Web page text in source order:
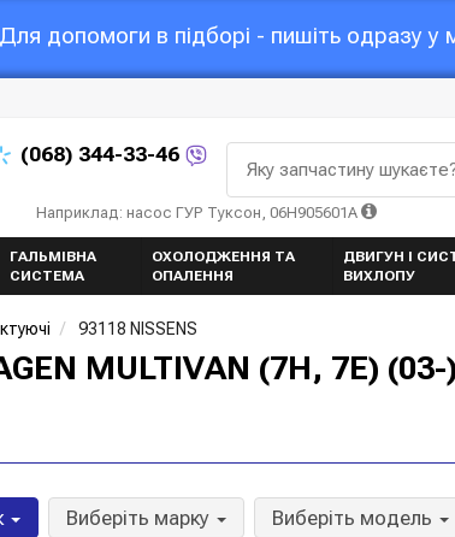
Для допомоги в підборі - пишіть одразу
(068) 344-33-46
Яку запчастину
Наприклад: насос ГУР Туксон, 06H905601A
ГАЛЬМІВНА
СИСТЕМА
ОХОЛОДЖЕННЯ ТА
ОПАЛЕННЯ
ДВИГУН І
ВИХЛОПУ
93118 NISSENS
MULTIVAN (7H, 7E)
Виберіть марку Виберіть модель